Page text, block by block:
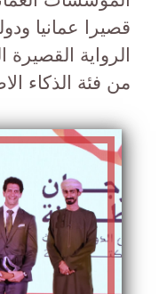
من فئة الذكاء